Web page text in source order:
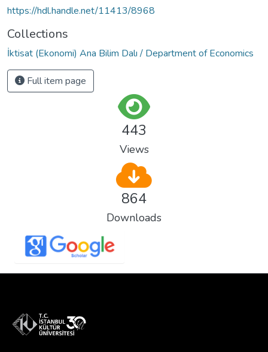
https://hdl.handle.net/11413/8968
Collections
İktisat (Ekonomi) Ana Bilim Dalı / Department of Economics
Full item page
443
Views
864
Downloads